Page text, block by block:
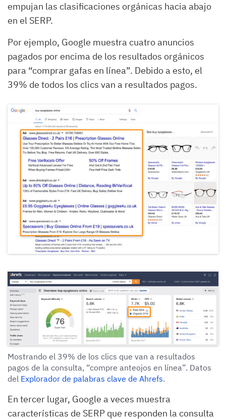
empujan las clasificaciones orgánicas hacia abajo
en el SERP.
Por ejemplo, Google muestra cuatro anuncios
pagados por encima de los resultados orgánicos
para “comprar gafas en línea”. Debido a esto, el
39% de todos los clics van a resultados pagos.
Mostrando el 39% de los clics que van a resultados
pagos de la consulta, “compre anteojos en línea”. Datos
del Explorador de palabras clave de Ahrefs.
En tercer lugar, Google a veces muestra
características de SERP que responden la consulta